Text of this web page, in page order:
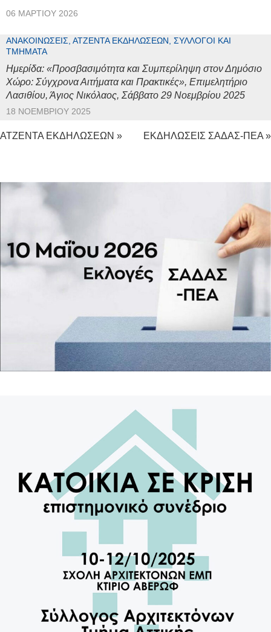
06 ΜΑΡΤΊΟΥ 2026
ΑΝΑΚΟΙΝΏΣΕΙΣ, ΑΤΖΈΝΤΑ ΕΚΔΗΛΏΣΕΩΝ, ΣΎΛΛΟΓΟΙ ΚΑΙ
ΤΜΉΜΑΤΑ
Ημερίδα: «Προσβασιμότητα και Συμπερίληψη στον Δημόσιο
Χώρο: Σύγχρονα Αιτήματα και Πρακτικές», Επιμελητήριο
Λασιθίου, Άγιος Νικόλαος, Σάββατο 29 Νοεμβρίου 2025
18 ΝΟΕΜΒΡΊΟΥ 2025
ΑΤΖΕΝΤΑ ΕΚΔΗΛΩΣΕΩΝ » ΕΚΔΗΛΩΣΕΙΣ ΣΑΔΑΣ-ΠΕΑ »